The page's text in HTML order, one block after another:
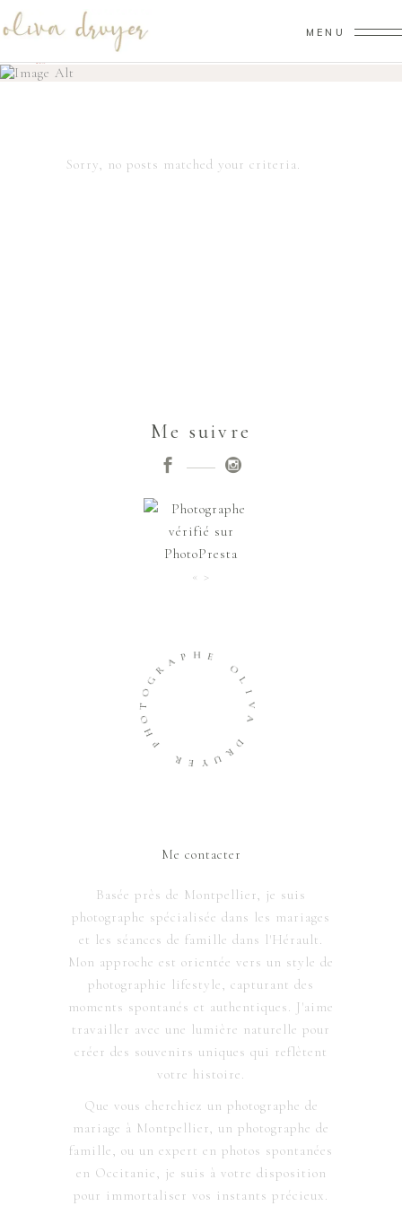
MENU
ARCHIVE
Sorry, no posts matched your criteria.
Me suivre
« >
O
L
I
V
A
D
R
U
Y
E
R
P
H
O
T
O
G
R
A P H E
Me contacter
Basée près de Montpellier, je suis
photographe spécialisée dans les mariages
et les séances de famille dans l'Hérault.
Mon approche est orientée vers un style de
photographie lifestyle, capturant des
moments spontanés et authentiques. J'aime
travailler avec une lumière naturelle pour
créer des souvenirs uniques qui reflètent
votre histoire.
Que vous cherchiez un photographe de
mariage à Montpellier, un photographe de
famille, ou un expert en photos spontanées
en Occitanie, je suis à votre disposition
pour immortaliser vos instants précieux.